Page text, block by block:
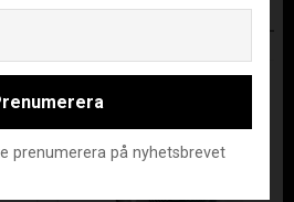
KÖPTE ÄVEN
prenumerera på nyhetsbrevet